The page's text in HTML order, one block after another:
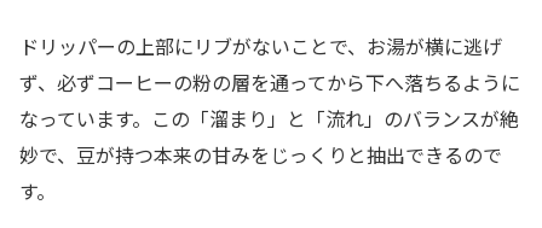
ドリッパーの上部にリブがないことで、お湯が横に逃げ
ず、必ずコーヒーの粉の層を通ってから下へ落ちるように
なっています。この「溜まり」と「流れ」のバランスが絶
妙で、豆が持つ本来の甘みをじっくりと抽出できるので
す。